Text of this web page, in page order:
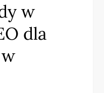
w
dla